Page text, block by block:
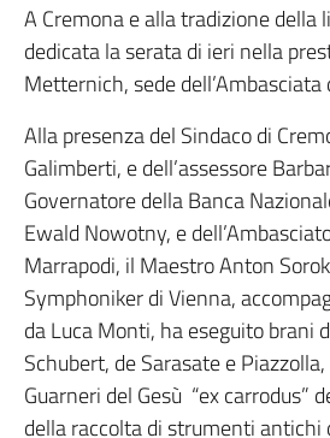
A Cremona e alla tradizione della
dedicata la serata di ieri nella
Metternich, sede dell’Ambasciata
Alla presenza del Sindaco di
Galimberti, e dell’assessore
Governatore della Banca
Ewald Nowotny, e
Marrapodi, il Maestro Anton
Symphoniker di Vienna,
da Luca Monti, ha eseguito brani
Schubert, de Sarasate e
Guarneri del Gesù “ex carrodus”
della raccolta di strumenti antichi